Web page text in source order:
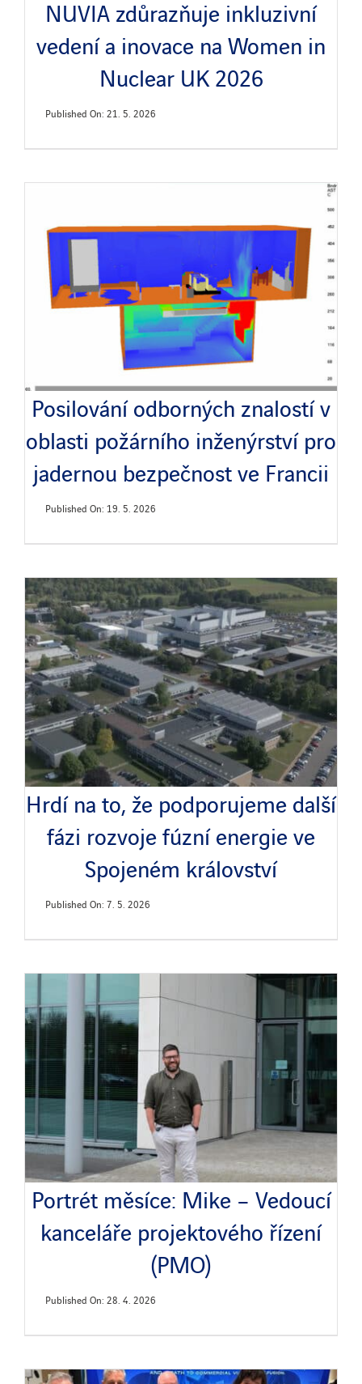
NUVIA zdůrazňuje inkluzivní
vedení a inovace na Women in
Nuclear UK 2026
Published On: 21. 5. 2026
Posilování odborných znalostí v
oblasti požárního inženýrství pro
jadernou bezpečnost ve Francii
Published On: 19. 5. 2026
Hrdí na to, že podporujeme další
fázi rozvoje fúzní energie ve
Spojeném království
Published On: 7. 5. 2026
Portrét měsíce: Mike – Vedoucí
kanceláře projektového řízení
(PMO)
Published On: 28. 4. 2026